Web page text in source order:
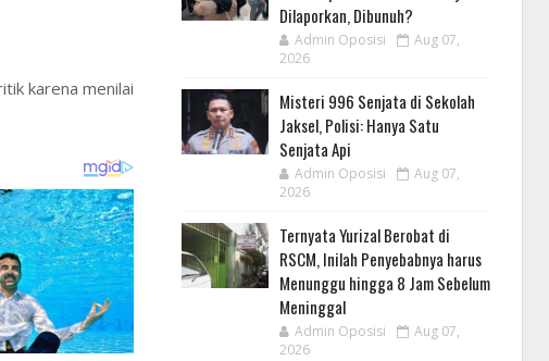
karena menilai
Dilaporkan, Dibunuh?
Admin Oposisi
Aug 07,
2026
Misteri 996 Senjata di Sekolah
Jaksel, Polisi: Hanya Satu
Senjata Api
Admin Oposisi
Aug 07,
2026
Ternyata Yurizal Berobat di
RSCM, Inilah Penyebabnya harus
Menunggu hingga 8 Jam Sebelum
Meninggal
Admin Oposisi
Aug 07,
2026